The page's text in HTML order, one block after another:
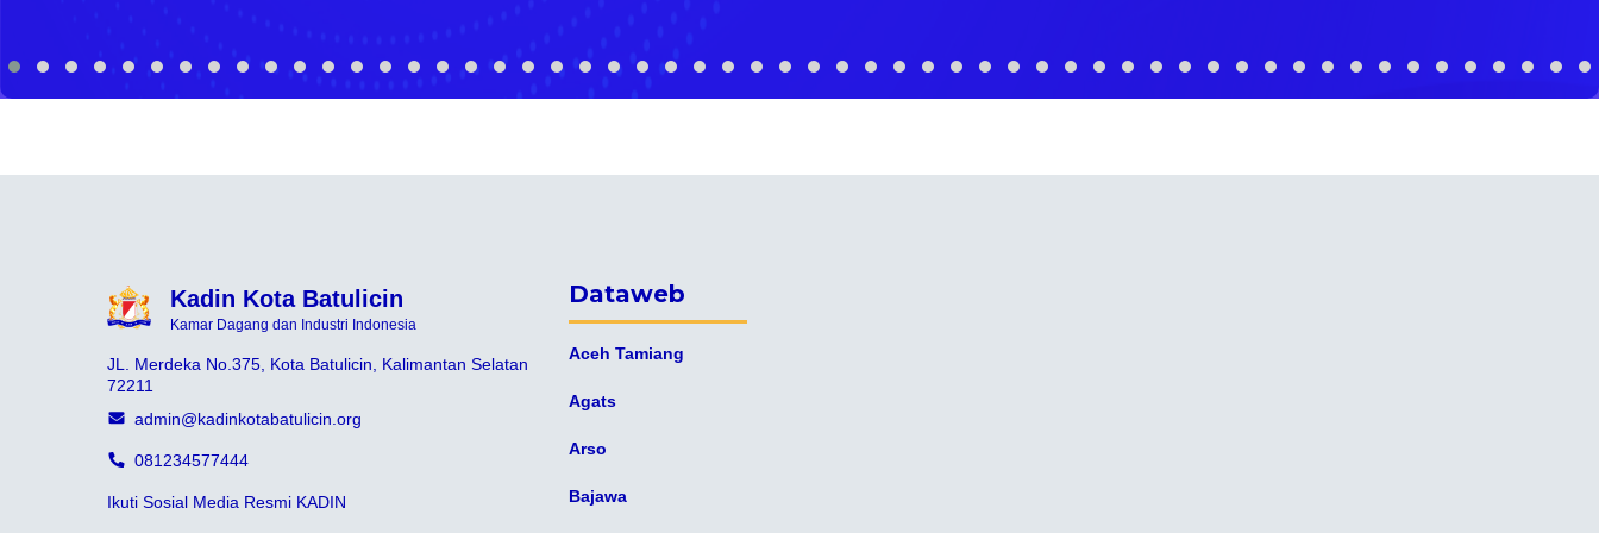
Kadin Kota Batulicin
Kamar Dagang dan Industri Indonesia
JL. Merdeka No.375, Kota Batulicin, Kalimantan Selatan
72211
admin@kadinkotabatulicin.org
081234577444
Ikuti Sosial Media Resmi KADIN
Dataweb
Aceh Tamiang
Agats
Arso
Bajawa